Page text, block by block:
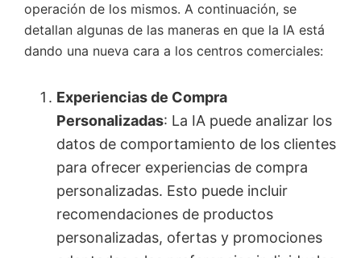
operación de los mismos. A continuación, se
detallan algunas de las maneras en que la IA está
dando una nueva cara a los centros comerciales:
Experiencias de Compra
Personalizadas: La IA puede analizar los
datos de comportamiento de los clientes
para ofrecer experiencias de compra
personalizadas. Esto puede incluir
recomendaciones de productos
personalizadas, ofertas y promociones